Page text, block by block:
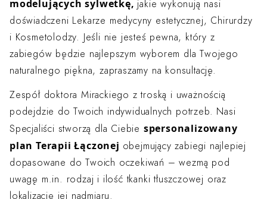
modelujących sylwetkę, jakie wykonują nasi
doświadczeni Lekarze medycyny estetycznej, Chirurdzy
i Kosmetolodzy. Jeśli nie jesteś pewna, który z
zabiegów będzie najlepszym wyborem dla Twojego
naturalnego piękna, zapraszamy na konsultację.
Zespół doktora Mirackiego z troską i uważnością
podejdzie do Twoich indywidualnych potrzeb. Nasi
Specjaliści stworzą dla Ciebie spersonalizowany
plan Terapii Łączonej obejmujący zabiegi najlepiej
dopasowane do Twoich oczekiwań – wezmą pod
uwagę m.in. rodzaj i ilość tkanki tłuszczowej oraz
lokalizację jej nadmiaru.